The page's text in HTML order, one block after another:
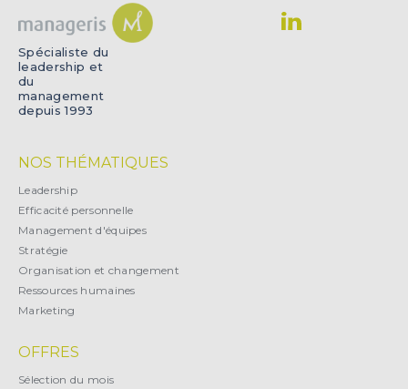
Spécialiste du
leadership et
du
management
depuis 1993
NOS THÉMATIQUES
Leadership
Efficacité personnelle
Management d'équipes
Stratégie
Organisation et changement
Ressources humaines
Marketing
OFFRES
Sélection du mois